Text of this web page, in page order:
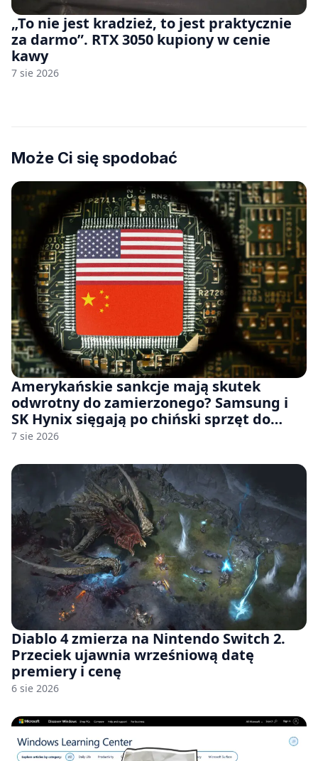
„To nie jest kradzież, to jest praktycznie
za darmo”. RTX 3050 kupiony w cenie
kawy
7 sie 2026
Może Ci się spodobać
Amerykańskie sankcje mają skutek
odwrotny do zamierzonego? Samsung i
SK Hynix sięgają po chiński sprzęt do
fabryk chipów
7 sie 2026
Diablo 4 zmierza na Nintendo Switch 2.
Przeciek ujawnia wrześniową datę
premiery i cenę
6 sie 2026